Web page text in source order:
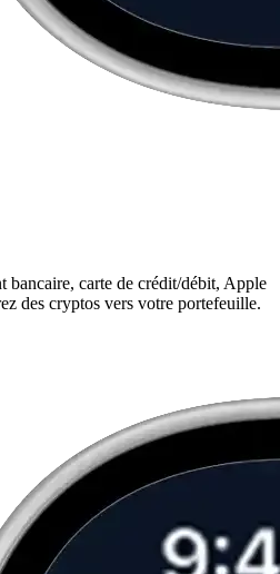
bancaire, carte de crédit/débit, Apple
des cryptos vers votre portefeuille.